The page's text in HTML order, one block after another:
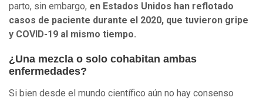
parto, sin embargo, en Estados Unidos han reflotado
casos de paciente durante el 2020, que tuvieron gripe
y COVID-19 al mismo tiempo.
¿Una mezcla o solo cohabitan ambas
enfermedades?
Si bien desde el mundo científico aún no hay consenso